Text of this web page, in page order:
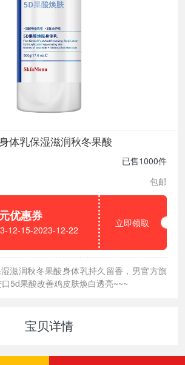
体乳保湿滋润秋冬果酸
已售1000件
包邮
优惠券
12-15-2023-12-22
立即领取
滋润秋冬果酸身体乳持久留香，男官方旗
5d果酸改善鸡皮肤焕白透亮~~~
宝贝详情